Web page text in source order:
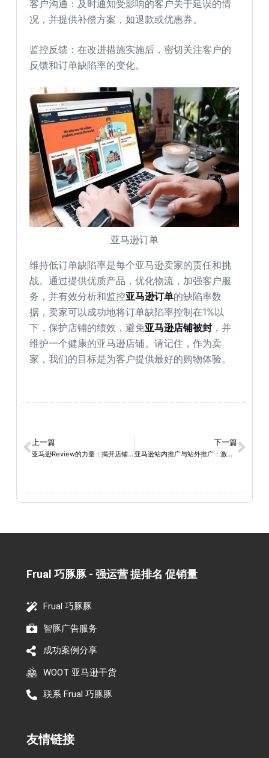
客户沟通：及时通知受影响的客户关于延误的情
况，并提供补偿方案，如退款或优惠券。
监控反馈：在改进措施实施后，密切关注客户的
反馈和订单缺陷率的变化。
亚马逊订单
维持低订单缺陷率是每个亚马逊卖家的责任和挑
战。通过提供优质产品，优化物流，加强客户服
务，并有效分析和监控亚马逊订单的缺陷率数
据，卖家可以成功地将订单缺陷率控制在1%以
下，保护店铺的绩效，避免亚马逊店铺被封 ，并
维护一个健康的亚马逊店铺。请记住，作为卖
家，我们的目标是为客户提供最好的购物体验。
上一篇
亚马逊Review的力量：揭开店铺评价体系的神秘面纱
下一篇
亚马逊站内推广与站外推广：激发亚马逊业绩成长的双重引擎
Frual 巧豚豚 - 强运营 提排名 促销量​
Frual 巧豚豚
智豚广告服务
成功案例分享
WOOT 亚马逊干货
联系 Frual 巧豚豚
友情链接